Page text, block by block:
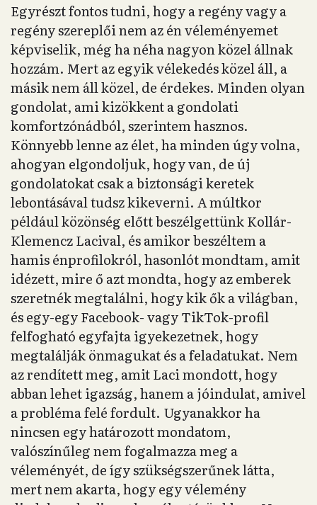
Egyrészt fontos tudni, hogy a regény vagy a
regény szereplői nem az én véleményemet
képviselik, még ha néha nagyon közel állnak
hozzám. Mert az egyik vélekedés közel áll, a
másik nem áll közel, de érdekes. Minden olyan
gondolat, ami kizökkent a gondolati
komfortzónádból, szerintem hasznos.
Könnyebb lenne az élet, ha minden úgy volna,
ahogyan elgondoljuk, hogy van, de új
gondolatokat csak a biztonsági keretek
lebontásával tudsz kikeverni. A múltkor
például közönség előtt beszélgettünk Kollár-
Klemencz Lacival, és amikor beszéltem a
hamis énprofilokról, hasonlót mondtam, amit
idézett, mire ő azt mondta, hogy az emberek
szeretnék megtalálni, hogy kik ők a világban,
és egy-egy Facebook- vagy TikTok-profil
felfogható egyfajta igyekezetnek, hogy
megtalálják önmagukat és a feladatukat. Nem
az rendített meg, amit Laci mondott, hogy
abban lehet igazság, hanem a jóindulat, amivel
a probléma felé fordult. Ugyanakkor ha
nincsen egy határozott mondatom,
valószínűleg nem fogalmazza meg a
véleményét, de így szükségszerűnek látta,
mert nem akarta, hogy egy vélemény